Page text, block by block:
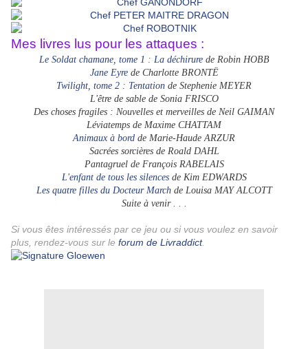
Mes livres lus pour les attaques :
Le Soldat chamane, tome 1 : La déchirurede Robin HOBB
Jane Eyrede Charlotte BRONTË
Twilight, tome 2 : Tentation de Stephenie MEYER
L'être de sable de Sonia FRISCO
Des choses fragiles : Nouvelles et merveilles de Neil GAIMAN
Léviatemps de Maxime CHATTAM
Animaux à bord de Marie-Haude ARZUR
Sacrées sorcières de Roald DAHL
Pantagruel de François RABELAIS
L'enfant de tous les silencesde Kim EDWARDS
Les quatre filles du Docteur Marchde Louisa MAY ALCOTT
Suite à venir . . .
Si vous êtes intéressés par ce jeu ou si vous voulez en savoir
plus, rendez-vous sur le forum de Livraddict.